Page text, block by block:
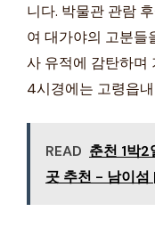
니다. 박물관 관람
여 대가야의 고분들
사 유적에 감탄하며
4시경에는 고령읍
READ 춘천 1박
곳 추천 - 남이섬